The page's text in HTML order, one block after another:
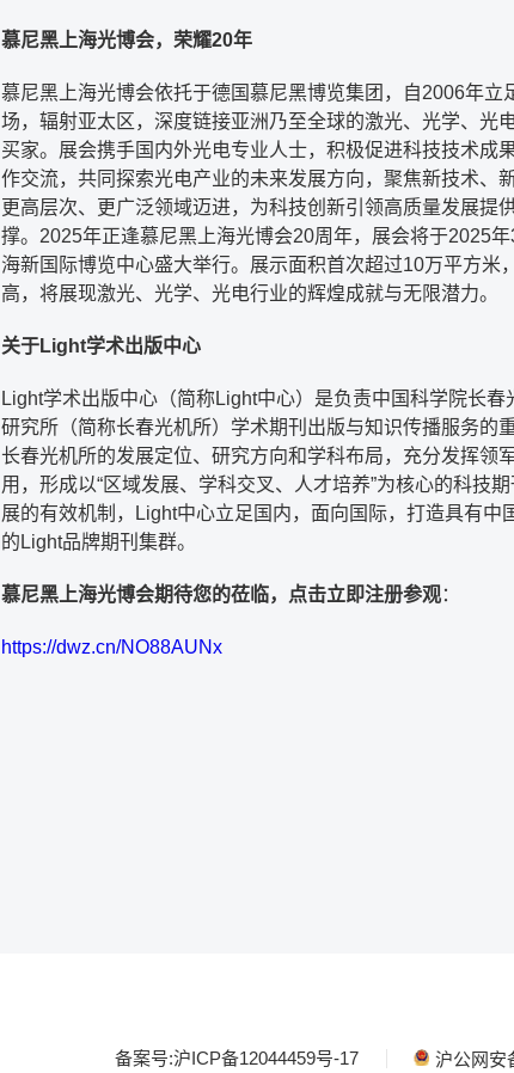
慕尼黑上海光博会，荣耀20年
慕尼黑上海光博会依托于德国慕尼黑博览集团，自2006年立
场，辐射亚太区，深度链接亚洲乃至全球的激光、光学、光
买家。展会携手国内外光电专业人士，积极促进科技技术成
作交流，共同探索光电产业的未来发展方向，聚焦新技术、
更高层次、更广泛领域迈进，为科技创新引领高质量发展提
撑。2025年正逢慕尼黑上海光博会20周年，展会将于2025
海新国际博览中心盛大举行。展示面积首次超过10万平方米
高，将展现激光、光学、光电行业的辉煌成就与无限潜力。
关于Light学术出版中心
Light学术出版中心（简称Light中心）是负责中国科学院长春
研究所（简称长春光机所）学术期刊出版与知识传播服务的
长春光机所的发展定位、研究方向和学科布局，充分发挥领
用，形成以“区域发展、学科交叉、人才培养”为核心的科技
展的有效机制，Light中心立足国内，面向国际，打造具有中
的Light品牌期刊集群。
慕尼黑上海光博会期待您的莅临，点击立即注册参观：
https://dwz.cn/NO88AUNx
备案号:沪ICP备12044459号-17 沪公网安